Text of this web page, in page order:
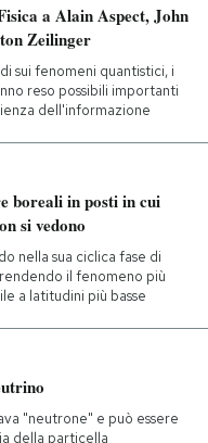
a Alain Aspect, John
Zeilinger
sui fenomeni quantistici, i
reso possibili importanti
dell'informazione
boreali in posti in cui
si vedono
nella sua ciclica fase di
il fenomeno più
a latitudini più basse
"neutrone" e può essere
della particella